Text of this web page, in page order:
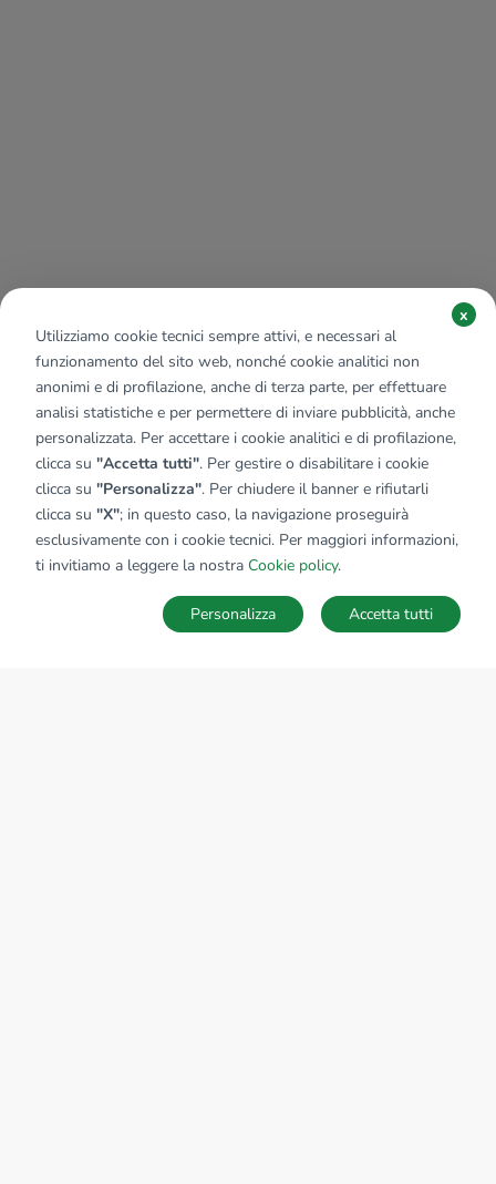
SALVA RICERCA
Utilizziamo cookie tecnici sempre attivi, e necessari al
funzionamento del sito web, nonché cookie analitici non
anonimi e di profilazione, anche di terza parte, per effettuare
analisi statistiche e per permettere di inviare pubblicità, anche
personalizzata. Per accettare i cookie analitici e di profilazione,
clicca su "Accetta tutti". Per gestire o disabilitare i cookie
clicca su "Personalizza". Per chiudere il banner e rifiutarli
clicca su "X"; in questo caso, la navigazione proseguirà
esclusivamente con i cookie tecnici. Per maggiori informazioni,
ti invitiamo a leggere la nostra Cookie policy.
x
Accetta tutti
Personalizza